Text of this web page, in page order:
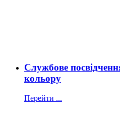
Службове
кольору
Перейти ...